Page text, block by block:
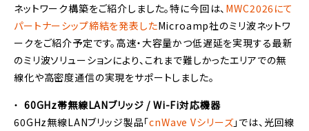
ネットワーク構築をご紹介しました。特に今回は、 MWC2026にて
パートナーシップ締結を発表したMicroamp社のミリ波ネットワ
ークをご紹介予定です。高速・大容量かつ低遅延を実現する最新
のミリ波ソリューションにより、これまで難しかったエリアでの無
線化や高密度通信の実現をサポートしました。
60GHz帯無線LANブリッジ / Wi-Fi対応機器
60GHz無線LANブリッジ製品「cnWave Vシリーズ」では、光回線